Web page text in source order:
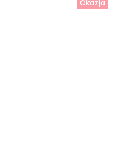
Okazja